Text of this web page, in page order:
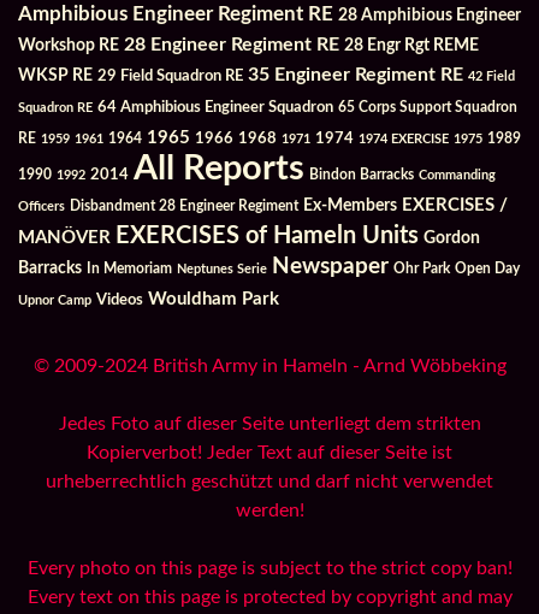
Amphibious Engineer Regiment RE 28 Amphibious Engineer
Workshop RE 28 Engineer Regiment RE 28 Engr Rgt REME
WKSP RE 29 Field Squadron RE 35 Engineer Regiment RE 42 Field
Squadron RE 64 Amphibious Engineer Squadron 65 Corps Support Squadron
RE 1959 1961 1964 1965 1966 1968 1971 1974 1974 EXERCISE 1975 1989
1990 1992 2014 All Reports Bindon Barracks Commanding
Officers Disbandment 28 Engineer Regiment Ex-Members EXERCISES /
MANÖVER EXERCISES of Hameln Units Gordon
Barracks
In Memoriam Neptunes Serie Newspaper Ohr Park Open Day
Upnor Camp Videos Wouldham Park
© 2009-2024 British Army in Hameln - Arnd Wöbbeking
Jedes Foto auf dieser Seite unterliegt dem strikten
Kopierverbot! Jeder Text auf dieser Seite ist
urheberrechtlich geschützt und darf nicht verwendet
werden!
Every photo on this page is subject to the strict copy ban!
Every text on this page is protected by copyright and may